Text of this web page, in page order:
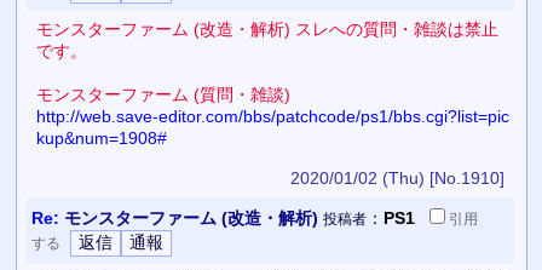
モンスターファーム (改造・解析) スレへの質問・雑談は禁止
です。
モンスターファーム (質問・雑談)
http://web.save-editor.com/bbs/patchcode/ps1/bbs.cgi?list=pic
kup&num=1908#
2020/01/02 (Thu) [No.1910]
Re: モンスターファーム (改造・解析) 投稿者： PS1
引用
する